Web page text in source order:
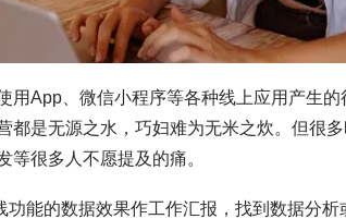
用App、微信小程序等各种线上应用产生
都是无源之水，巧妇难为无米之炊。但很
等很多人不愿提及的痛。
能的数据效果作工作汇报，找到数据分